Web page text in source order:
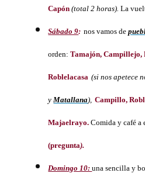
Capón(total 2 horas). La
Sábado 9: nos vamos de
orden:Tamajón, Campillejo,
Roblelacasa (si nos apetece
yMatallana), Campillo,
Majaelrayo.Comida y café a
(pregunta).
Domingo 10:una sencilla y